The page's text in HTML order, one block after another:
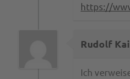
https://
Rudolf
Ich